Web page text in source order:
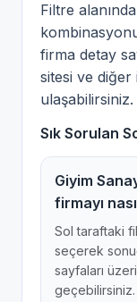
Filtre
firma detay
sitesi ve diğer
ulaşabilirsiniz.
Sık Sorulan
Giyim
firmayı
Sol taraftaki
seçerek
sayfaları
geçebilirsiniz.